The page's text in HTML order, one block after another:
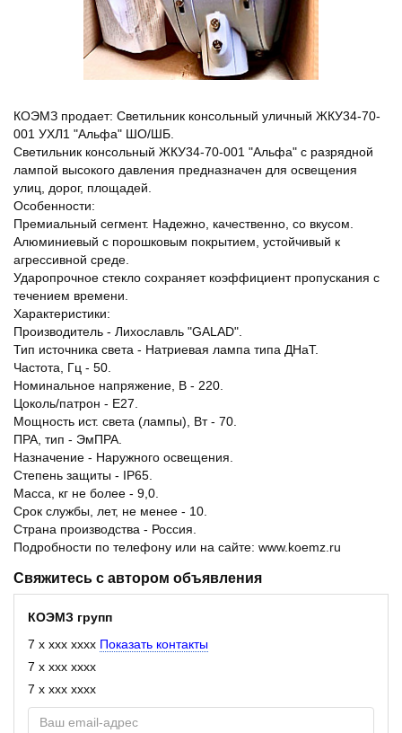
КОЭМЗ продает: Светильник консольный уличный ЖКУ34-70-
001 УХЛ1 "Альфа" ШО/ШБ.
Светильник консольный ЖКУ34-70-001 "Альфа" с разрядной
лампой высокого давления предназначен для освещения
улиц, дорог, площадей.
Особенности:
Премиальный сегмент. Надежно, качественно, со вкусом.
Алюминиевый с порошковым покрытием, устойчивый к
агрессивной среде.
Ударопрочное стекло сохраняет коэффициент пропускания с
течением времени.
Характеристики:
Производитель - Лихославль "GALAD".
Тип источника света - Натриевая лампа типа ДНаТ.
Частота, Гц - 50.
Номинальное напряжение, В - 220.
Цоколь/патрон - Е27.
Мощность ист. света (лампы), Вт - 70.
ПРА, тип - ЭмПРА.
Назначение - Наружного освещения.
Степень защиты - IP65.
Масса, кг не более - 9,0.
Срок службы, лет, не менее - 10.
Страна производства - Россия.
Подробности по телефону или на сайте: www.koemz.ru
Свяжитесь с автором объявления
КОЭМЗ групп
7 x xxx xxxx Показать контакты
7 x xxx xxxx
7 x xxx xxxx